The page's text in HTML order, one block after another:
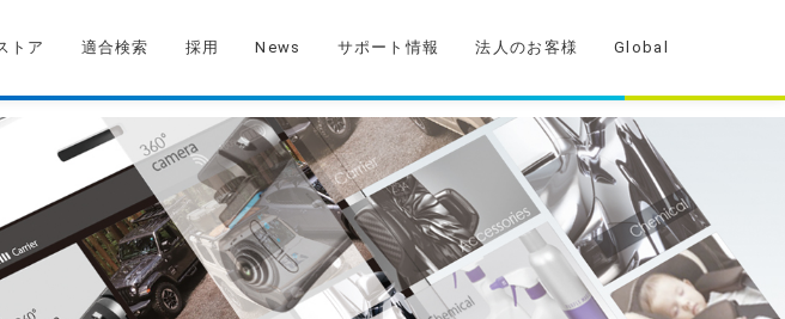
トア 適合検索 採用 News サポート情報 法人のお客様 Global